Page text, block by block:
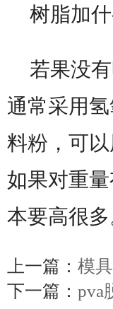
树脂加
若果没
通常采用
料粉，可
如果对重
本要高很多
上一篇： 模
下一篇： pva